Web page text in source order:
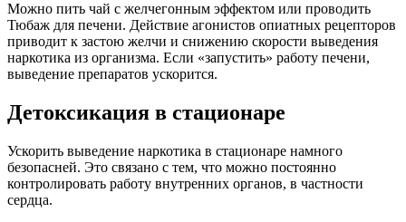
Можно пить чай с желчегонным эффектом или проводить
Тюбаж для печени. Действие агонистов опиатных рецепторов
приводит к застою желчи и снижению скорости выведения
наркотика из организма. Если «запустить» работу печени,
выведение препаратов ускорится.
Детоксикация в стационаре
Ускорить выведение наркотика в стационаре намного
безопасней. Это связано с тем, что можно постоянно
контролировать работу внутренних органов, в частности
сердца.